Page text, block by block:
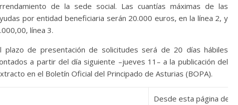
de la sede social. Las cuantías máximas de las
por entidad beneficiaria serán 20.000 euros, en la línea 2, y
línea 3.
plazo de presentación de solicitudes será de 20 días hábiles
a partir del día siguiente –jueves 11– a la publicación del
en el Boletín Oficial del Principado de Asturias (BOPA).
Desde esta página de la